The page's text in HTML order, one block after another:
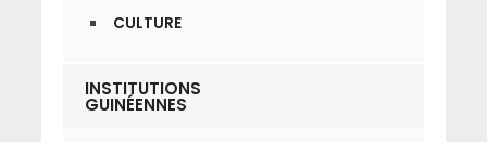
CULTURE
INSTITUTIONS
GUINÉENNES